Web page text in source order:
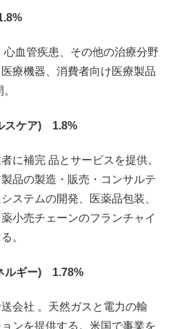
血管疾患、その他の治療分野
療機器、消費者向け医療製品
スケア) 1.8%
に補完 品とサービスを提供。
品の製造・販売・コンサルテ
ステムの開発、医薬品包装、
小売チェーンのフランチャイ
。
ルギー) 1.78%
会社 。天然ガスと電力の輸
ンを提供する。米国で事業を